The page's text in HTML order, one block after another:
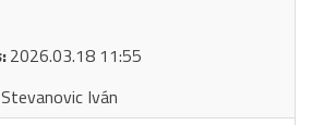
2026.03.18 11:55
Stevanovic Iván